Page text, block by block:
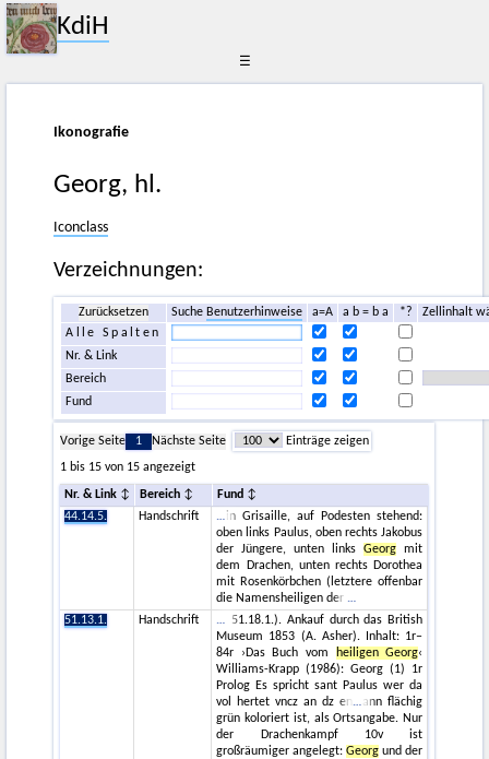
KdiH
☰
Ikonografie
Georg, hl.
Iconclass
Verzeichnungen:
Zurücksetzen Suche Benutzerhinweise a=A a b = b a *?
Zellinhalt
Alle Spalten
Nr. & Link
Bereich
Fund
Vorige Seite 1 Nächste Seite
Einträge zeigen
1 bis 15 von 15 angezeigt
Nr. & Link Bereich
Fund
44.14.5.
Handschrift
in Grisaille, auf Podesten stehend:
oben links Paulus, oben rechts Jakobus
der Jüngere, unten linksGeorg mit
dem Drachen, unten rechts Dorothea
mit Rosenkörbchen (letztere offenbar
die Namensheiligen der
51.13.1.
Handschrift
51.18.1.). Ankauf durch das British
Museum 1853 (A. Asher). Inhalt: 1r–
84r ›Das Buch vom
heiligen Georg‹
Williams-Krapp (1986): Georg (1) 1r
Prolog Es spricht sant Paulus wer da
vol hertet vncz an dz en
ann flächig
grün koloriert ist, als Ortsangabe. Nur
der Drachenkampf 10v ist
großräumiger angelegt:Georg und der